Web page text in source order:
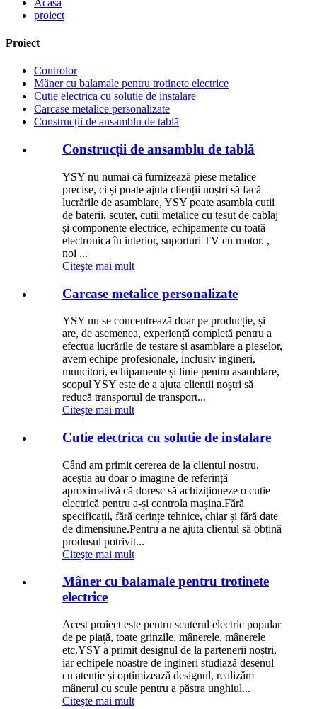
proiect
Proiect
Controlor
Mâner cu balamale pentru trotinete electrice
Cutie electrica cu solutie de instalare
Carcase metalice personalizate
Construcții de ansamblu de tablă
Construcții de ansamblu de tablă
YSY nu numai că furnizează piese metalice
precise, ci și poate ajuta clienții noștri să facă
lucrările de asamblare, YSY poate asambla cutii
de baterii, scuter, cutii metalice cu țesut de cablaj
și componente electrice, echipamente cu toată
electronica în interior, suporturi TV cu motor. ,
noi ...
Citeşte mai mult
Carcase metalice personalizate
YSY nu se concentrează doar pe producție, și
are, de asemenea, experiență completă pentru a
efectua lucrările de testare și asamblare a pieselor,
avem echipe profesionale, inclusiv ingineri,
muncitori, echipamente și linie pentru asamblare,
scopul YSY este de a ajuta clienții noștri să
reducă transportul de transport...
Citeşte mai mult
Cutie electrica cu solutie de instalare
Când am primit cererea de la clientul nostru,
aceștia au doar o imagine de referință
aproximativă că doresc să achiziționeze o cutie
electrică pentru a-și controla mașina.Fără
specificații, fără cerințe tehnice, chiar și fără date
de dimensiune.Pentru a ne ajuta clientul să obțină
produsul potrivit...
Citeşte mai mult
Mâner cu balamale pentru trotinete
electrice
Acest proiect este pentru scuterul electric popular
de pe piață, toate grinzile, mânerele, mânerele
etc.YSY a primit designul de la partenerii noștri,
iar echipele noastre de ingineri studiază desenul
cu atenție și optimizează designul, realizăm
mânerul cu scule pentru a păstra unghiul...
Citeşte mai mult